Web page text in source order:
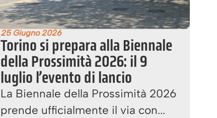
25 Giugno 2026
Torino si prepara alla Biennale
della Prossimità 2026: il 9
luglio l’evento di lancio
La Biennale della Prossimità 2026
prende ufficialmente il via con...